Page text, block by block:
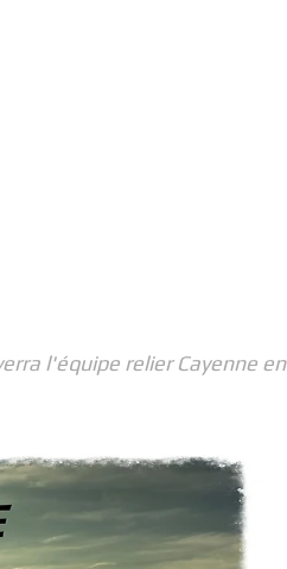
l'équipe relier Cayenne en